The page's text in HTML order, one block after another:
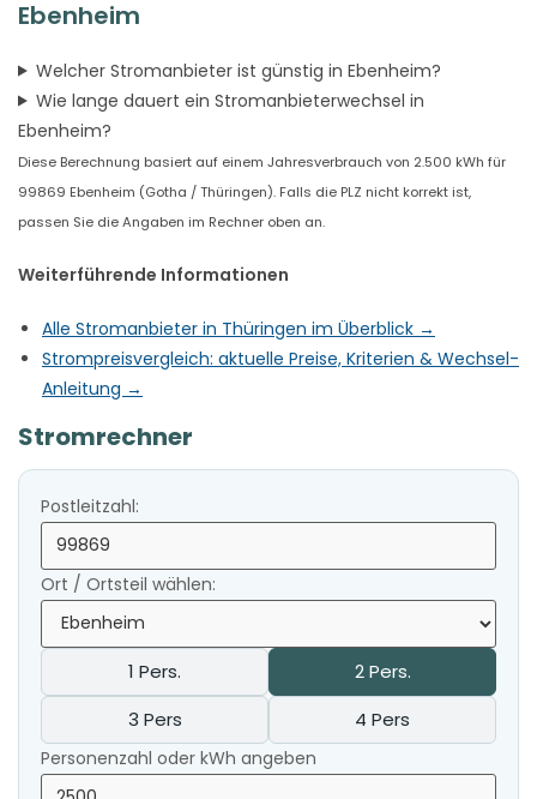
Ebenheim
Welcher Stromanbieter ist günstig in Ebenheim?
Wie lange dauert ein Stromanbieterwechsel in
Ebenheim?
Diese Berechnung basiert auf einem Jahresverbrauch von 2.500 kWh für
99869 Ebenheim (Gotha / Thüringen). Falls die PLZ nicht korrekt ist,
passen Sie die Angaben im Rechner oben an.
Weiterführende Informationen
Alle Stromanbieter in Thüringen im Überblick →
Strompreisvergleich: aktuelle Preise, Kriterien & Wechsel-
Anleitung →
Stromrechner
Postleitzahl:
Ort / Ortsteil wählen:
1 Pers.
2 Pers.
3 Pers
4 Pers
Personenzahl oder kWh angeben